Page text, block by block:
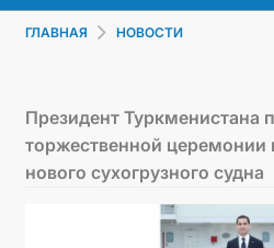
КОНСУЛЬСКИЕ
ОБ
ГЛАВНАЯ НОВОСТИ
Президент Туркменистана
торжественной церемонии
нового сухогрузного судна